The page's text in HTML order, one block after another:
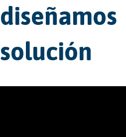
solución